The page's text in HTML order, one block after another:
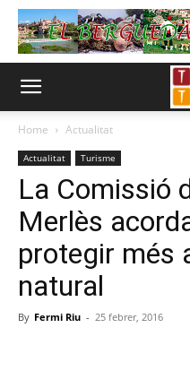
Home Actualitat
Actualitat Turisme
La Comissió
Merlès
protegir més
natural
By Fermi Riu - 25 febrer, 2016